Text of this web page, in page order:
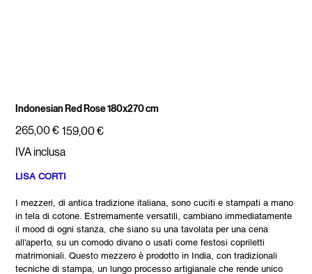
Indonesian Red Rose 180x270 cm
Prezzo
originale
265,00 € Prezzo
scontato
159,00 €
IVA inclusa
LISA CORTI
I mezzeri, di antica tradizione italiana, sono cuciti e stampati a mano
in tela di cotone. Estremamente versatili, cambiano immediatamente
il mood di ogni stanza, che siano su una tavolata per una cena
all'aperto, su un comodo divano o usati come festosi copriletti
matrimoniali. Questo mezzero è prodotto in India, con tradizionali
tecniche di stampa, un lungo processo artigianale che rende unico